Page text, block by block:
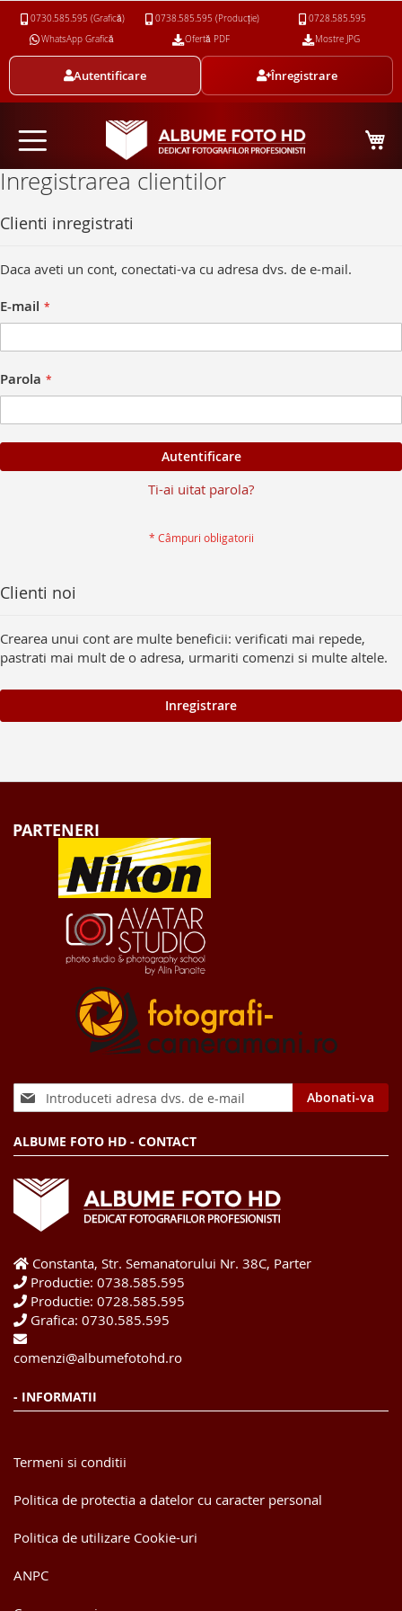
Skip
Content
0730.585.595 (Grafică) 0738.585.595 (Producție)
0728.585.595
WhatsApp Grafică
Ofertă PDF Mostre JPG
Autentificare Înregistrare
Inregistrarea clientilor
Clienti inregistrati
Daca aveti un cont, conectati-va cu adresa dvs. de e-mail.
E-mail
Parola
Autentificare
Ti-ai uitat parola?
Clienti noi
Crearea unui cont are multe beneficii: verificati mai repede,
pastrati mai mult de o adresa, urmariti comenzi si multe altele.
Inregistrare
PARTENERI
Sign
Up
Our
Abonati-va
ALBUME FOTO HD - CONTACT
Constanta, Str. Semanatorului Nr. 38C, Parter
Productie: 0738.585.595
Productie: 0728.585.595
Grafica: 0730.585.595
comenzi@albumefotohd.ro
- INFORMATII
Termeni si conditii
Politica de protectia a datelor cu caracter personal
Politica de utilizare Cookie-uri
ANPC